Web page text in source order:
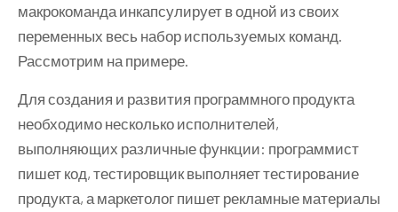
public
Execute
{
        tv
.On();
public void Undo()
{
        tv
.Off();
}
}
макрокоманда инкапсулирует в одной из своих
переменных весь набор используемых команд.
Рассмотрим на примере.
Для создания и развития программного продукта
необходимо несколько исполнителей,
выполняющих различные функции: программист
пишет код, тестировщик выполняет тестирование
продукта, а маркетолог пишет рекламные материалы